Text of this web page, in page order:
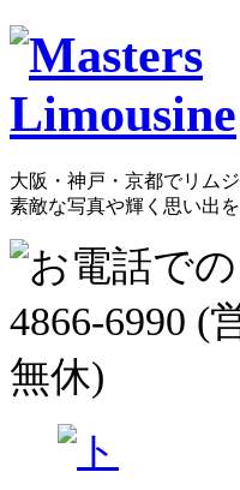
大阪・神戸・京都でリム
素敵な写真や輝く思い出